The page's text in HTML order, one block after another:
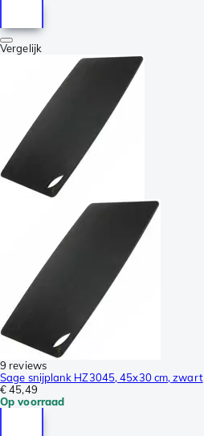
Vergelijk
9 reviews
Sage snijplank HZ3045, 45x30 cm, zwart
€ 45,49
Op voorraad